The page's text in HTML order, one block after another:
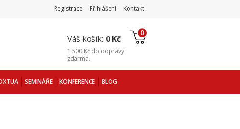
Registrace Přihlášení Kontakt
Váš košík: 0 Kč
0
1 500 Kč do dopravy
zdarma.
SEMINÁŘE KONFERENCE BLOG